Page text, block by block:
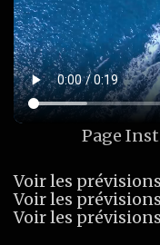
Page
Voir les
Voir les
Voir les